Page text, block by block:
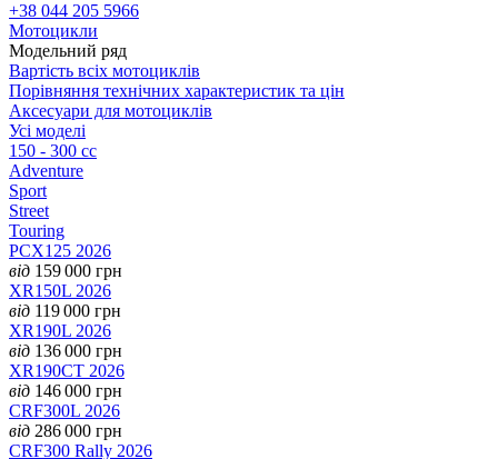
+38 044 205 5966
Мотоцикли
Модельний ряд
Вартість всіх мотоциклів
Порівняння технічних характеристик та цін
Аксесуари для мотоциклів
Усі моделі
150 - 300 cc
Adventure
Sport
Street
Touring
PCX125 2026
від 159 000 грн
XR150L 2026
від 119 000 грн
XR190L 2026
від 136 000 грн
XR190CT 2026
від 146 000 грн
CRF300L 2026
від 286 000 грн
CRF300 Rally 2026